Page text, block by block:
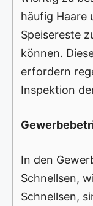
häufig Haare
Speisereste
können.
erfordern
Inspektion
In den
Schnellsen,
Schnellsen,